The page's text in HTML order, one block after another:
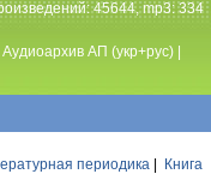
45644, mp3: 334
Аудиоархив АП (укр+рус)
периодика
Книга